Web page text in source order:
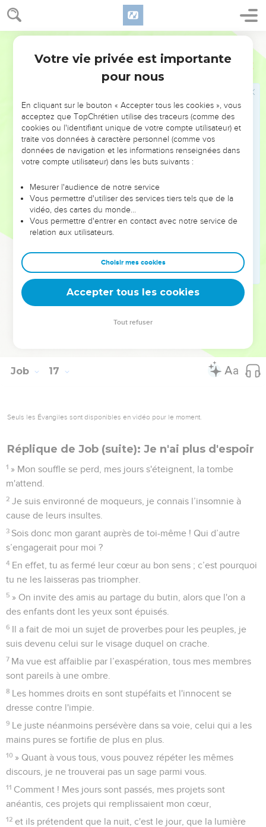
16
12 J'étais tranquille et il m'a secoué. Il m'a attrapé par la
nuque et m'a brisé, il m’a redressé et me prend pour cible.
aucune pitié, il verse ma bile par terre.
Il fait en moi brèche sur brèche, il se précipite sur moi
J'ai cousu un sac sur ma peau, j'ai traîné ma fierté dans la
poussière.
Mon visage est enflammé à force de pleurer, l'ombre de la
mort est sur mes paupières.
toujours été pure.
» Terre, ne couvre pas mon sang, que mon cri ne reste pas
cantonné à un endroit !
Déjà maintenant, mon témoin est dans le ciel, mon
défenseur est dans les lieux élevés.
Mes amis se moquent de moi ? C'est Dieu que j'implore
avec larmes.
Puisse-t-il être l’arbitre entre l'homme et Dieu, entre l’être
Job 17
Seuls les Évangiles sont disponibles en vidéo pour le moment.
Réplique de Job (suite): Je n'ai plus d'espoir
1 » Mon souffle se perd, mes jours s'éteignent, la tombe
m'attend.
2 Je suis environné de moqueurs, je connais l’insomnie à
cause de leurs insultes.
3 Sois donc mon garant auprès de toi-même ! Qui d’autre
s’engagerait pour moi ?
4 En effet, tu as fermé leur cœur au bon sens ; c’est pourquoi
tu ne les laisseras pas triompher.
5 » On invite des amis au partage du butin, alors que l'on a
des enfants dont les yeux sont épuisés.
6 Il a fait de moi un sujet de proverbes pour les peuples, je
suis devenu celui sur le visage duquel on crache.
7 Ma vue est affaiblie par l’exaspération, tous mes membres
sont pareils à une ombre.
8 Les hommes droits en sont stupéfaits et l'innocent se
dresse contre l'impie.
9 Le juste néanmoins persévère dans sa voie, celui qui a les
mains pures se fortifie de plus en plus.
10 » Quant à vous tous, vous pouvez répéter les mêmes
discours, je ne trouverai pas un sage parmi vous.
11 Comment ! Mes jours sont passés, mes projets sont
anéantis, ces projets qui remplissaient mon cœur,
12 et ils prétendent que la nuit, c'est le jour, que la lumière
Votre vie privée est importante
pour nous
En cliquant sur le bouton « Accepter tous les cookies », vous
acceptez que TopChrétien utilise des traceurs (comme des
cookies ou l'identifiant unique de votre compte utilisateur) et
traite vos données à caractère personnel (comme vos
données de navigation et les informations renseignées dans
votre compte utilisateur) dans les buts suivants :
Mesurer l'audience de notre service
Vous permettre d'utiliser des services tiers tels que de la
vidéo, des cartes du monde…
Vous permettre d'entrer en contact avec notre service de
relation aux utilisateurs.
Choisir mes cookies
Accepter tous les cookies
Tout refuser